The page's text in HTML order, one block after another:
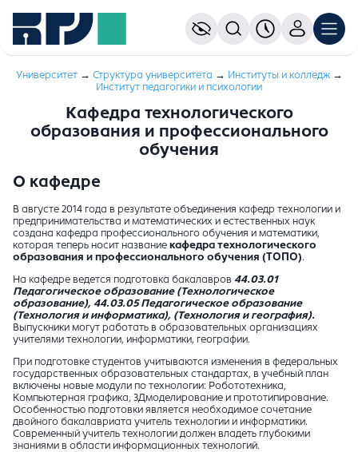
Университет→ Структура университета → Институты и колледж→
Институт педагогики и психологии
Кафедра технологического
образования и профессионального
обучения
О кафедре
В августе 2014 года в результате объединения кафедр технологии и
предпринимательства и математических и естественных наук
создана кафедра профессионального обучения и математики,
которая теперь носит название кафедра технологического
образования и профессионального обучения (ТОПО).
На кафедре ведется подготовка бакалавров 44.03.01
Педагогическое образование (Технологическое
образование), 44.03.05 Педагогическое образование
(Технология и информатика), (Технология и география).
Выпускники могут работать в образовательных организациях
учителями технологии, информатики, географии.
При подготовке студентов учитываются изменения в федеральных
государственных образовательных стандартах, в учебный план
включены новые модули по технологии: Робототехника,
Компьютерная графика, 3Дмоделирование и прототипирование.
Особенностью подготовки является необходимое сочетание
двойного бакалавриата учитель технологии и информатики.
Современный учитель технологии должен владеть глубокими
знаниями в области информационных технологий.